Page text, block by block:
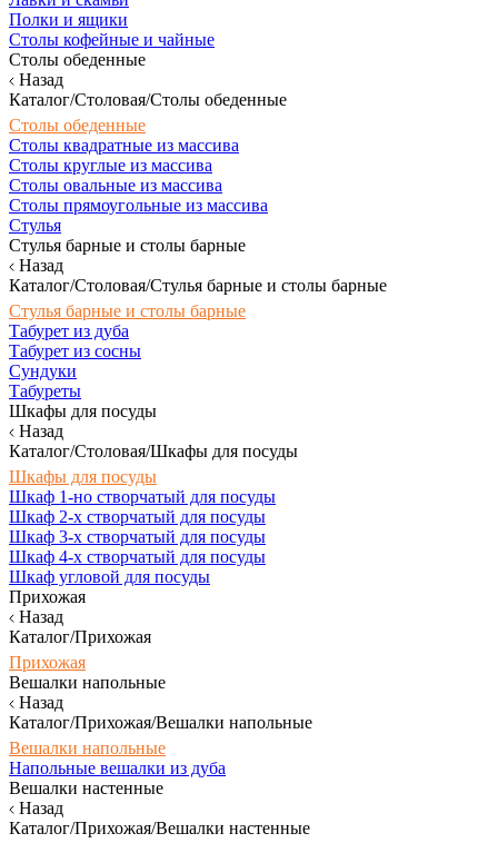
Полки и ящики
Столы кофейные и чайные
Столы обеденные
Назад
Каталог/Столовая/Столы обеденные
Столы обеденные
Столы квадратные из массива
Столы круглые из массива
Столы овальные из массива
Столы прямоугольные из массива
Стулья
Стулья барные и столы барные
Назад
Каталог/Столовая/Стулья барные и столы барные
Стулья барные и столы барные
Табурет из дуба
Табурет из сосны
Сундуки
Табуреты
Шкафы для посуды
Назад
Каталог/Столовая/Шкафы для посуды
Шкафы для посуды
Шкаф 1-но створчатый для посуды
Шкаф 2-х створчатый для посуды
Шкаф 3-х створчатый для посуды
Шкаф 4-х створчатый для посуды
Шкаф угловой для посуды
Прихожая
Назад
Каталог/Прихожая
Прихожая
Вешалки напольные
Назад
Каталог/Прихожая/Вешалки напольные
Вешалки напольные
Напольные вешалки из дуба
Вешалки настенные
Назад
Каталог/Прихожая/Вешалки настенные